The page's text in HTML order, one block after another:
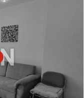
и детская со всей
Санузел
бойлер,
мест для
вид на
не застроят
площадка, все
и цветущий двор! В
салон